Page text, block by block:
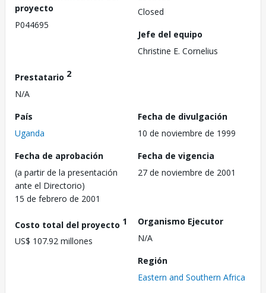
proyecto
P044695
Closed
Jefe del equipo
Christine E. Cornelius
Prestatario 2
N/A
País
Uganda
Fecha de divulgación
10 de noviembre de 1999
Fecha de aprobación
(a partir de la presentación
ante el Directorio)
15 de febrero de 2001
Fecha de vigencia
27 de noviembre de 2001
Costo total del proyecto 1
US$ 107.92 millones
Organismo Ejecutor
N/A
Región
Eastern and Southern Africa